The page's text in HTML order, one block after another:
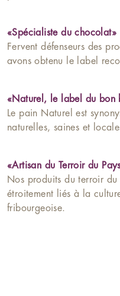
«Spécialiste du chocolat»
Fervent défenseurs des
avons obtenu le label
«Naturel, le label du bon
Le pain Naturel est
naturelles, saines et
«Artisan du Terroir du
Nos produits du terroir
étroitement liés à la
fribourgeoise.